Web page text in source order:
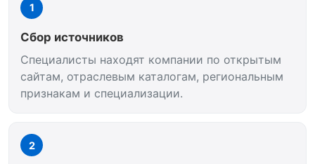
1
Сбор источников
Специалисты находят компании по открытым
сайтам, отраслевым каталогам, региональным
признакам и специализации.
2